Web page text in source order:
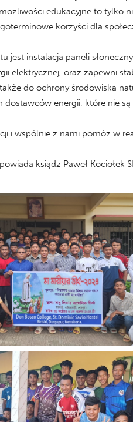
edukacyjne to tylko
korzyści dla
jest instalacja paneli
elektrycznej, oraz zapewni
do ochrony środowiska
dostawców energii, które nie są
i wspólnie z nami pomóż w
ksiądz Paweł Kociołek